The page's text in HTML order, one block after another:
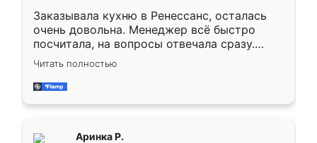
Заказывала кухню в Ренессанс, осталась
очень довольна. Менеджер всё быстро
посчитала, на вопросы отвечала сразу.
Замерщик приехал в субботу, подошёл к
делу со всей ответственностью. Собрали
за день, ребята работали аккуратно, даже
Читать полностью
Аринка Р.